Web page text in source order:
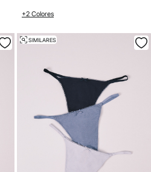
+2 Colores
SIMILARES